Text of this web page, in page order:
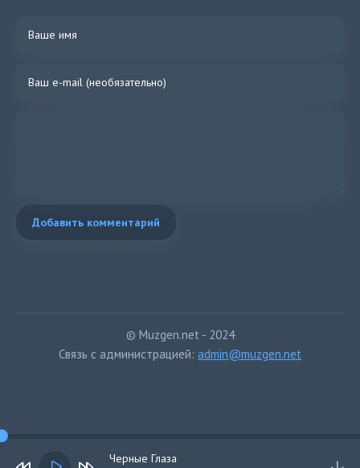
Добавить комментарий
© Muzgen.net - 2024
Связь с администрацией: admin@muzgen.net
Черные Глаза